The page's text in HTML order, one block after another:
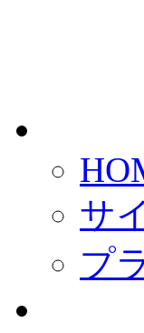
サ
プ